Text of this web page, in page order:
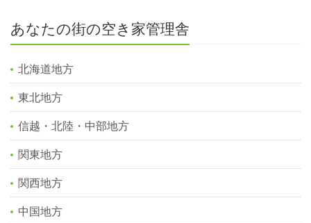
あなたの街の空き家管理舎
北海道地方
東北地方
信越・北陸・中部地方
関東地方
関西地方
中国地方